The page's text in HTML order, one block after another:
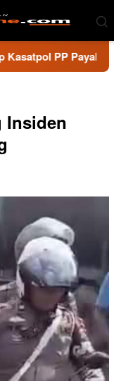
Payakumbuh,
Insiden